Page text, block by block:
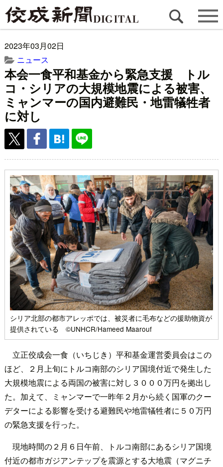
2023年03月02日
ニュース
本会一食平和基金から緊急支援 トル
コ・シリアの大規模地震による被害、
ミャンマーの国内避難民・地雷犠牲者
に対し
シリア北部の都市アレッポでは、被災者に毛布などの援助物資が
提供されている ©UNHCR/Hameed Maarouf
立正佼成会一食（いちじき）平和基金運営委員会はこの
ほど、２月上旬にトルコ南部のシリア国境付近で発生した
大規模地震による両国の被害に対し３０００万円を拠出し
た。加えて、ミャンマーで一昨年２月から続く国軍のクー
デターによる影響を受ける避難民や地雷犠牲者に５０万円
の緊急支援を行った。
現地時間の２月６日午前、トルコ南部にあるシリア国境
付近の都市ガジアンテップを震源とする大地震（マグニチ